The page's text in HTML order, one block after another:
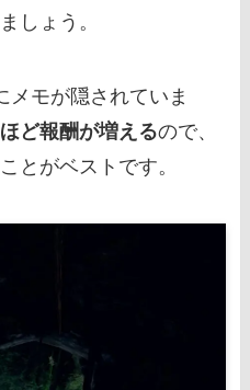
しょう。
メモが隠されていま
ど報酬が増えるので、
とがベストです。